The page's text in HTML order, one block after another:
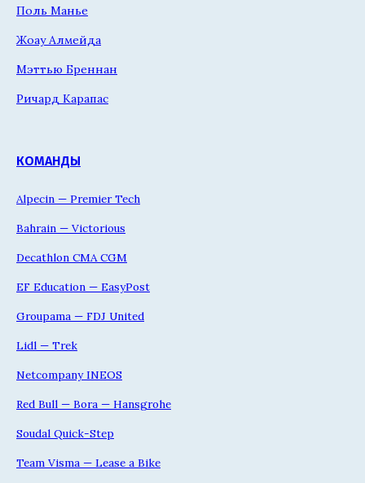
Поль Манье
Жоау Алмейда
Мэттью Бреннан
Ричард Карапас
КОМАНДЫ
Alpecin — Premier Tech
Bahrain — Victorious
Decathlon CMA CGM
EF Education — EasyPost
Groupama — FDJ United
Lidl — Trek
Netcompany INEOS
Red Bull — Bora — Hansgrohe
Soudal Quick-Step
Team Visma — Lease a Bike